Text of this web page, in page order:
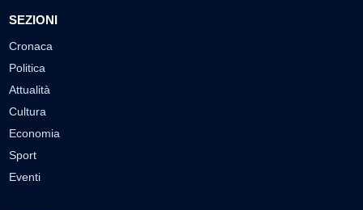
SEZIONI
Cronaca
Politica
Attualità
Cultura
Economia
Sport
Eventi